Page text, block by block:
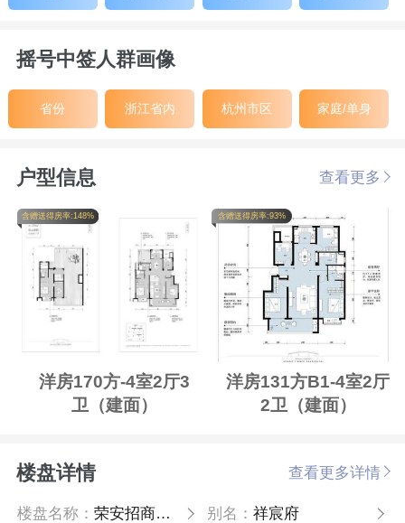
摇号中签人群画像
省份 浙江省内 杭州市区 家庭/单身
户型信息 查看更多
含赠送得房率:148%
洋房170方-4室2厅3
卫（建面）
含赠送得房率:93%
洋房131方B1-4室2厅
2卫（建面）
楼盘详情 查看更多详情
楼盘名称：荣安招商祥宸府 别名： 祥宸府